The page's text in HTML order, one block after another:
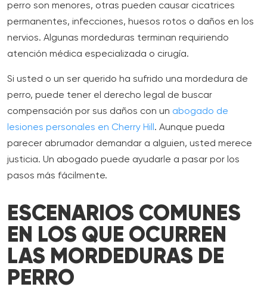
perro son menores, otras pueden causar cicatrices
permanentes, infecciones, huesos rotos o daños en los
nervios. Algunas mordeduras terminan requiriendo
atención médica especializada o cirugía.
Si usted o un ser querido ha sufrido una mordedura de
perro, puede tener el derecho legal de buscar
compensación por sus daños con un abogado de
lesiones personales en Cherry Hill . Aunque pueda
parecer abrumador demandar a alguien, usted merece
justicia. Un abogado puede ayudarle a pasar por los
pasos más fácilmente.
ESCENARIOS COMUNES
EN LOS QUE OCURREN
LAS MORDEDURAS DE
PERRO